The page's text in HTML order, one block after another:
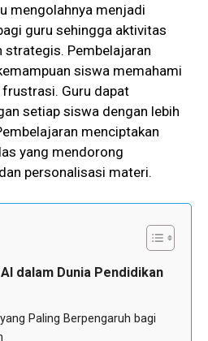
mengolahnya menjadi
guru sehingga aktivitas
strategis. Pembelajaran
siswa memahami
Guru dapat
setiap siswa dengan lebih
menciptakan
yang mendorong
personalisasi materi.
dalam Dunia Pendidikan
Paling Berpengaruh bagi